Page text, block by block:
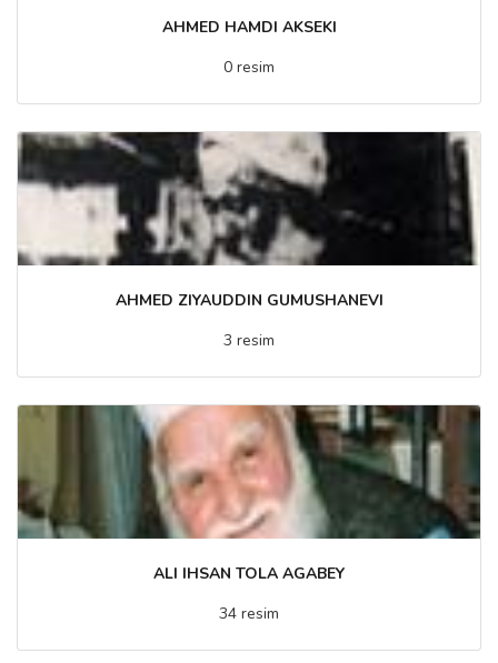
AHMED HAMDI AKSEKI
0 resim
AHMED ZIYAUDDIN GUMUSHANEVI
3 resim
ALI IHSAN TOLA AGABEY
34 resim